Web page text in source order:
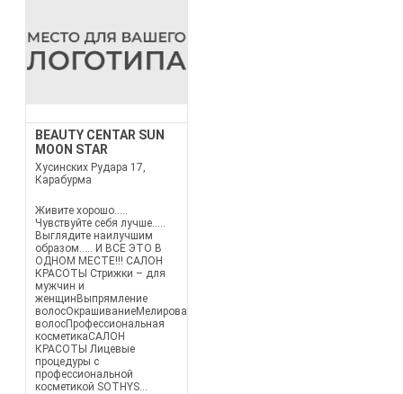
BEAUTY CENTAR SUN
MOON STAR
Хусинских Рудара 17,
Карабурма
Живите хорошо.....
Чувствуйте себя лучше.....
Выглядите наилучшим
образом..... И ВСЕ ЭТО В
ОДНОМ МЕСТЕ!!! САЛОН
КРАСОТЫ Стрижки – для
мужчин и
женщинВыпрямление
волосОкрашиваниеМелированиеЛечение
волосПрофессиональная
косметикаСАЛОН
КРАСОТЫ Лицевые
процедуры с
профессиональной
косметикой SOTHYS...